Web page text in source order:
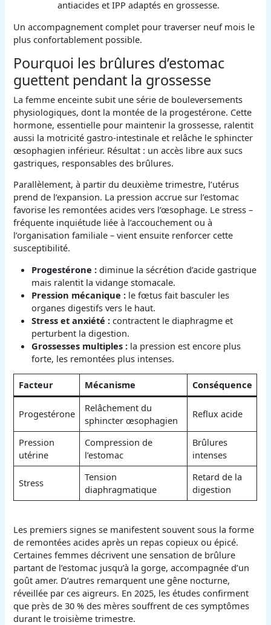
antiacides et IPP adaptés en grossesse.
Un accompagnement complet pour traverser neuf mois le
plus confortablement possible.
Pourquoi les brûlures d’estomac
guettent pendant la grossesse
La femme enceinte subit une série de bouleversements
physiologiques, dont la montée de la progestérone. Cette
hormone, essentielle pour maintenir la grossesse, ralentit
aussi la motricité gastro-intestinale et relâche le sphincter
œsophagien inférieur. Résultat : un accès libre aux sucs
gastriques, responsables des brûlures.
Parallèlement, à partir du deuxième trimestre, l’utérus
prend de l’expansion. La pression accrue sur l’estomac
favorise les remontées acides vers l’œsophage. Le stress –
fréquente inquiétude liée à l’accouchement ou à
l’organisation familiale – vient ensuite renforcer cette
susceptibilité.
Progestérone :diminue la sécrétion d’acide gastrique
mais ralentit la vidange stomacale.
Pression mécanique :le fœtus fait basculer les
organes digestifs vers le haut.
Stress et anxiété :contractent le diaphragme et
perturbent la digestion.
Grossesses multiples :la pression est encore plus
forte, les remontées plus intenses.
Facteur Mécanisme Conséquence
Progestérone
Relâchement du
sphincter œsophagien
Reflux acide
Pression
utérine
Compression de
l’estomac
Brûlures
intenses
Stress
Tension
diaphragmatique
Retard de la
digestion
Les premiers signes se manifestent souvent sous la forme
de remontées acides après un repas copieux ou épicé.
Certaines femmes décrivent une sensation de brûlure
partant de l’estomac jusqu’à la gorge, accompagnée d’un
goût amer. D’autres remarquent une gêne nocturne,
réveillée par ces aigreurs. En 2025, les études confirment
que près de 30 % des mères souffrent de ces symptômes
durant le troisième trimestre.